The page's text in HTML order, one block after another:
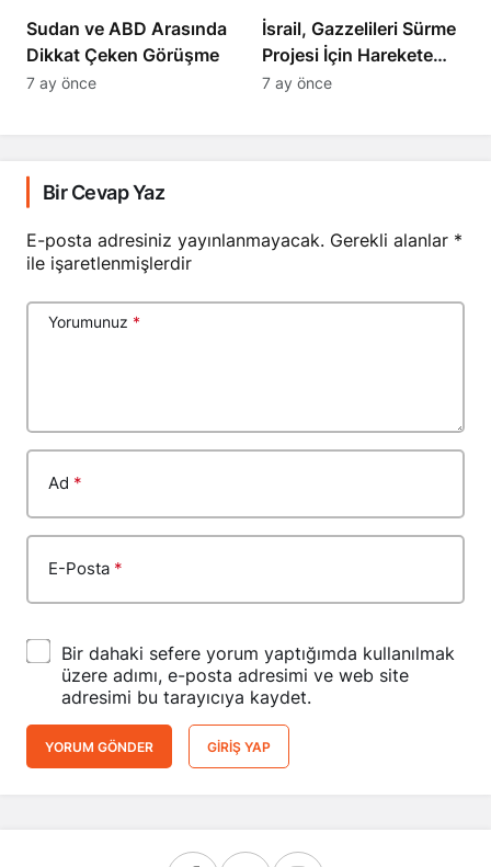
Sudan ve ABD Arasında
Dikkat Çeken Görüşme
7 ay önce
İsrail, Gazzelileri Sürme
Projesi İçin Harekete
Geçti
7 ay önce
Bir Cevap Yaz
E-posta adresiniz yayınlanmayacak. Gerekli alanlar *
ile işaretlenmişlerdir
Yorumunuz *
Ad *
E-Posta *
Bir dahaki sefere yorum yaptığımda kullanılmak
üzere adımı, e-posta adresimi ve web site
adresimi bu tarayıcıya kaydet.
YORUM GÖNDER GIRIŞ YAP